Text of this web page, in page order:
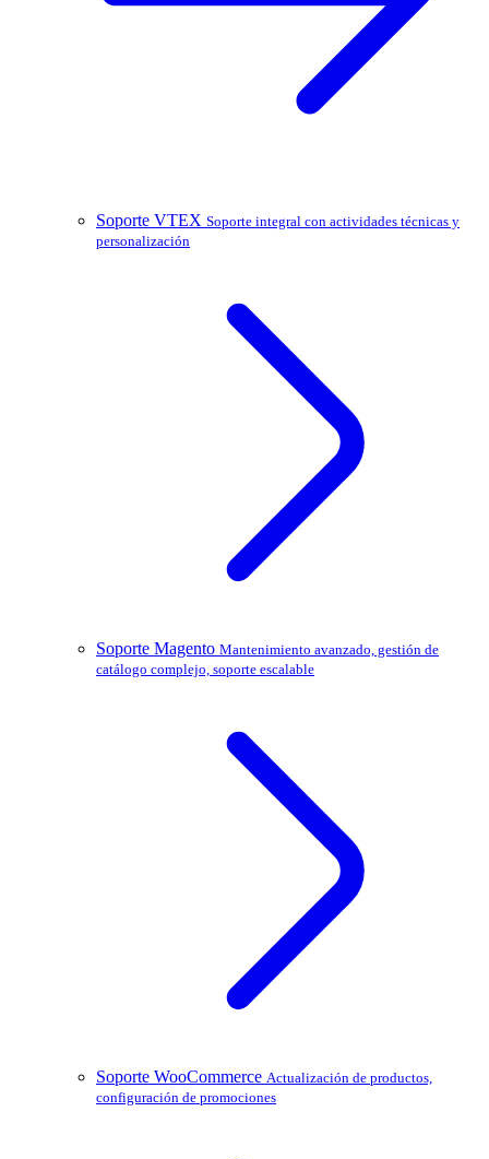
Soporte VTEX Soporte integral con actividades técnicas y
personalización
Soporte Magento Mantenimiento avanzado, gestión de
catálogo complejo, soporte escalable
Soporte WooCommerce Actualización de productos,
configuración de promociones